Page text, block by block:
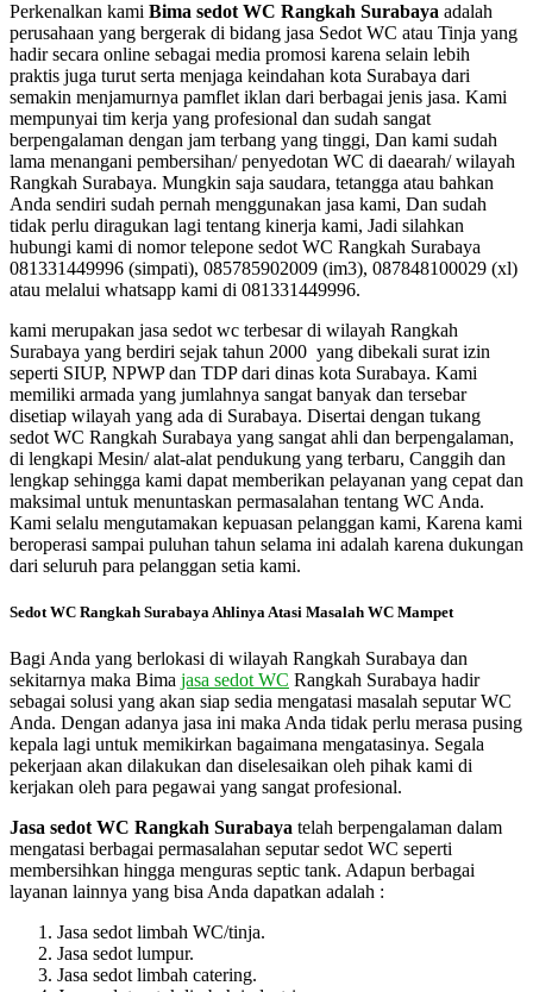
Perkenalkan kami Bima sedot WC Rangkah Surabaya adalah
perusahaan yang bergerak di bidang jasa Sedot WC atau Tinja yang
hadir secara online sebagai media promosi karena selain lebih
praktis juga turut serta menjaga keindahan kota Surabaya dari
semakin menjamurnya pamflet iklan dari berbagai jenis jasa. Kami
mempunyai tim kerja yang profesional dan sudah sangat
berpengalaman dengan jam terbang yang tinggi, Dan kami sudah
lama menangani pembersihan/ penyedotan WC di daearah/ wilayah
Rangkah Surabaya. Mungkin saja saudara, tetangga atau bahkan
Anda sendiri sudah pernah menggunakan jasa kami, Dan sudah
tidak perlu diragukan lagi tentang kinerja kami, Jadi silahkan
hubungi kami di nomor telepone sedot WC Rangkah Surabaya
081331449996 (simpati), 085785902009 (im3), 087848100029 (xl)
atau melalui whatsapp kami di 081331449996.
kami merupakan jasa sedot wc terbesar di wilayah Rangkah
Surabaya yang berdiri sejak tahun 2000 yang dibekali surat izin
seperti SIUP, NPWP dan TDP dari dinas kota Surabaya. Kami
memiliki armada yang jumlahnya sangat banyak dan tersebar
disetiap wilayah yang ada di Surabaya. Disertai dengan tukang
sedot WC Rangkah Surabaya yang sangat ahli dan berpengalaman,
di lengkapi Mesin/ alat-alat pendukung yang terbaru, Canggih dan
lengkap sehingga kami dapat memberikan pelayanan yang cepat dan
maksimal untuk menuntaskan permasalahan tentang WC Anda.
Kami selalu mengutamakan kepuasan pelanggan kami, Karena kami
beroperasi sampai puluhan tahun selama ini adalah karena dukungan
dari seluruh para pelanggan setia kami.
Sedot WC Rangkah Surabaya Ahlinya Atasi Masalah WC Mampet
Bagi Anda yang berlokasi di wilayah Rangkah Surabaya dan
sekitarnya maka Bima jasa sedot WC Rangkah Surabaya hadir
sebagai solusi yang akan siap sedia mengatasi masalah seputar WC
Anda. Dengan adanya jasa ini maka Anda tidak perlu merasa pusing
kepala lagi untuk memikirkan bagaimana mengatasinya. Segala
pekerjaan akan dilakukan dan diselesaikan oleh pihak kami di
kerjakan oleh para pegawai yang sangat profesional.
Jasa sedot WC Rangkah Surabaya telah berpengalaman dalam
mengatasi berbagai permasalahan seputar sedot WC seperti
membersihkan hingga menguras septic tank. Adapun berbagai
layanan lainnya yang bisa Anda dapatkan adalah :
Jasa sedot limbah WC/tinja.
Jasa sedot lumpur.
Jasa sedot limbah catering.